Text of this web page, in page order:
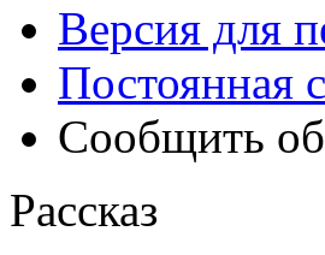
Версия для
Постоянная
Сообщить
Рассказ